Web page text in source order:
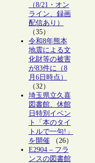
（8/21・オン
ライン、録画
配信あり）
（35）
令和8年熊本
地震による文
化財等の被害
が83件に（8
月6日時点）
（32）
埼玉県立久喜
図書館、休館
日特別イベン
ト「本のタイ
トルで一句!」
を開催（26）
E2904 – フラ
ンスの図書館